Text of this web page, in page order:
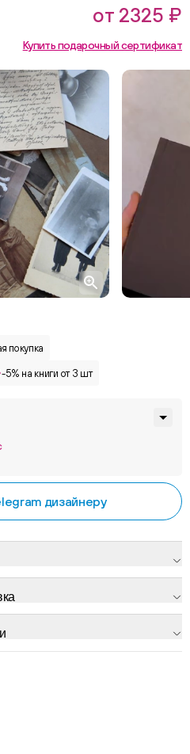
от 2325 ₽
Купить подарочный сертификат
покупка
-5% на книги от 3 шт
дизайнеру